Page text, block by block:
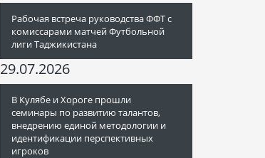
Рабочая встреча руководства ФФТ с
комиссарами матчей Футбольной
лиги Таджикистана
29.07.2026
В Кулябе и Хороге прошли
семинары по развитию талантов,
внедрению единой методологии и
идентификации перспективных
игроков